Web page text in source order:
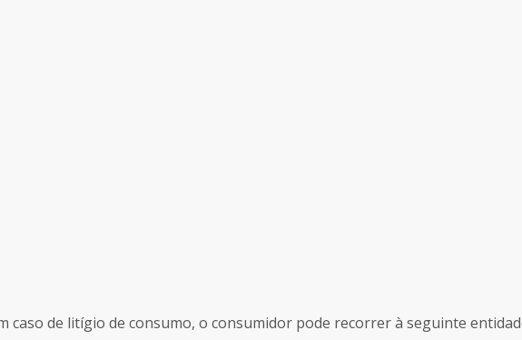
caso de litígio de consumo, o consumidor pode recorrer à seguinte